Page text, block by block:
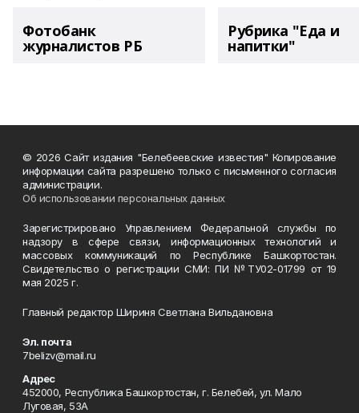
Фотобанк
журналистов РБ
Рубрика "Еда и
напитки"
© 2026 Сайт издания "Белебеевские известия" Копирование
информации сайта разрешено только с письменного согласия
администрации.
Об использовании персональных данных
Зарегистрировано Управлением Федеральной службы по
надзору в сфере связи, информационных технологий и
массовых коммуникаций по Республике Башкортостан.
Свидетельство о регистрации СМИ: ПИ №ТУ02-01799 от 19
мая 2025 г.
Главный редактор Шириня Светлана Вильдановна
Эл. почта
7belizv@mail.ru
Адрес
452000, Республика Башкортостан, г. Белебей, ул. Мало
Луговая, 53А